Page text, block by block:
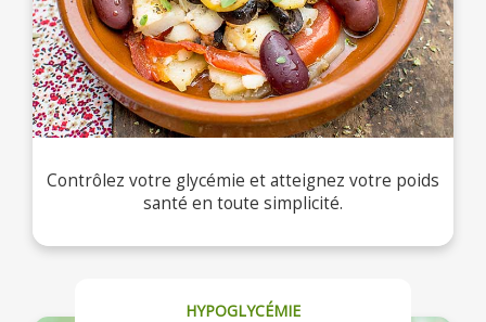
Contrôlez votre glycémie et atteignez votre poids
santé en toute simplicité.
HYPOGLYCÉMIE